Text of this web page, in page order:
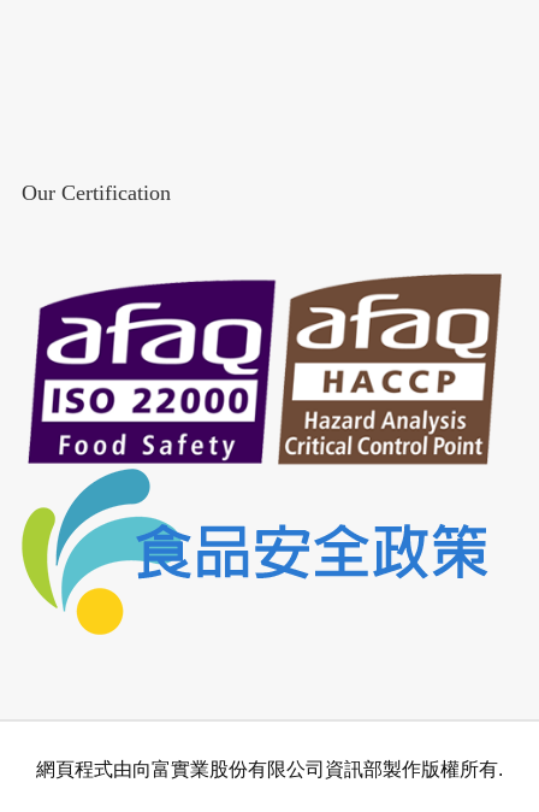
Our Certification
網頁程式由向富實業股份有限公司資訊部製作版權所有.